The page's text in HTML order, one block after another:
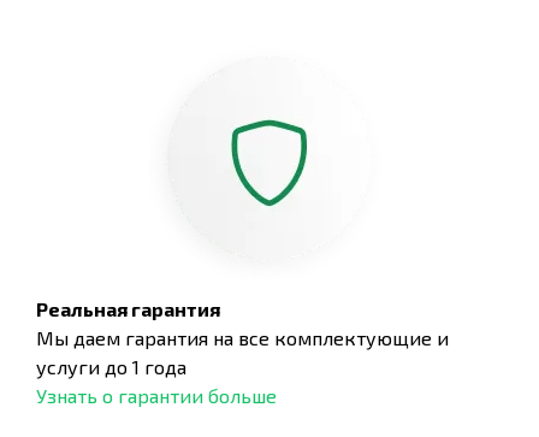
Реальная гарантия
Мы даем гарантия на все комплектующие и
услуги до 1 года
Узнать о гарантии больше